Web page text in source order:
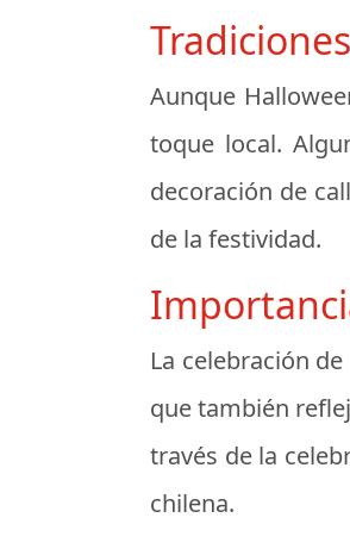
Aunque
toque local.
decoración de
de la festividad.
La celebración
que también
través de la
chilena.